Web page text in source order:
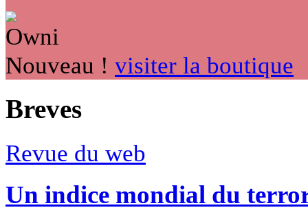
Nouveau ! visiter la boutique
Breves
Revue du web
Un indice mondial du